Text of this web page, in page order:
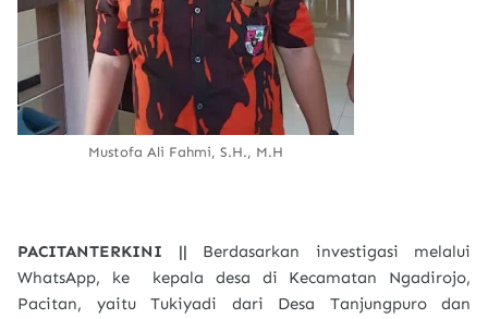
Mustofa Ali Fahmi, S.H., M.H
PACITANTERKINI || Berdasarkan investigasi melalui
WhatsApp, ke kepala desa di Kecamatan Ngadirojo,
Pacitan, yaitu Tukiyadi dari Desa Tanjungpuro dan